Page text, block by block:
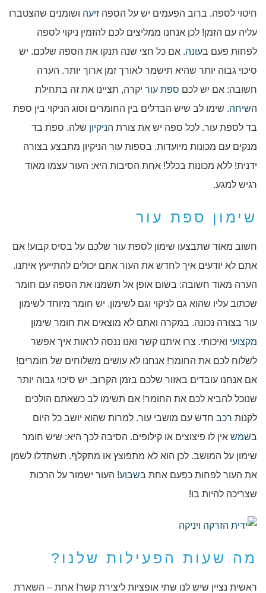
חיטוי לספה. ברוב הפעמים יש על הספה זיעה ושומנים שהצטברו
עליה עם הזמן! לכן אנחנו ממליצים לכם להזמין ניקוי לספה
לפחות פעם בעונה. אם כל חצי שנה תנקו את הספה שלכם. יש
סיכוי גבוה יותר שהיא תישמר לאורך זמן ארוך יותר. הערה
חשובה: אם יש לכם ספת עור יקרה, תציינו את זה בתחילת
השיחה. שימו לב שיש הבדלים בין החומרים וסוג הניקוי בין ספת
בד לספת עור. לכל ספה יש את צורת הניקיון שלה. ספת בד
מנקים עם מכונות מיועדות. בספות עור הניקיון מתבצע בצורה
ידנית! ללא מכונות בכלל! אחת הסיבות היא: העור עצמו מאוד
רגיש למגע.
שימון ספת עור
חשוב מאוד שתבצעו שימון לספת עור שלכם על בסיס קבוע! אם
אתם לא יודעים איך לחדש את העור אתם יכולים להתייעץ איתנו.
הערה מאוד חשובה: בשום אופן אל תשמנו את הספה עם חומר
שכתוב עליו שהוא גם לניקוי וגם לשימון. יש חומר מיוחד לשימון
עור בצורה נכונה. במקרה ואתם לא מוצאים את חומר שימון
מקצועי ואיכותי. צרו איתנו קשר ואנו ננסה לראות איך אפשר
לשלוח לכם את החומר! אנחנו לא עושים משלוחים של חומרים!
אם אנחנו עובדים באזור שלכם בזמן הקרוב, יש סיכוי גבוה יותר
שנוכל להביא לכם את החומר! אם תשימו לב כשאתם הולכים
לקנות רכב חדש עם מושבי עור. למרות שהוא יושב כל היום
בשמש אין לו פיצוצים או קילופים. הסיבה לכך היא: שיש חומר
שימון על המושב. לכן הוא לא מתפוצץ או מתקלף. תשתדלו לשמן
את העור לפחות כפעם אחת בשבוע! העור ישמור על הרכות
שצריכה להיות בו!
מה שעות הפעילות שלנו?
ראשית נציין שיש לנו שתי אופציות ליצירת קשר! אחת – השארת